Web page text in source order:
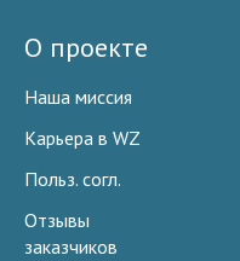
О проекте
Наша миссия
Карьера в WZ
Польз. согл.
Отзывы
заказчиков